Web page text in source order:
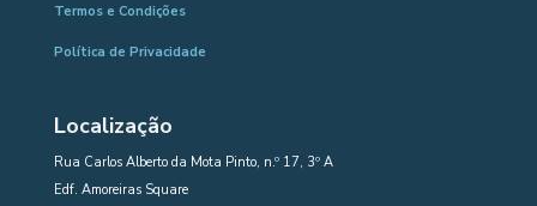
Termos e Condições
Política de Privacidade
Localização
Rua Carlos Alberto da Mota Pinto, n.º 17, 3º A
Edf. Amoreiras Square